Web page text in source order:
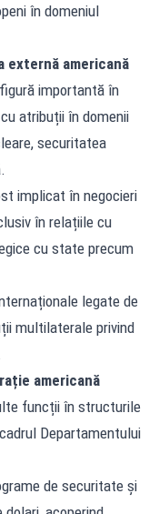
în domeniul
americană
importantă în
atribuții în domenii
securitatea
implicat în negocieri
în relațiile cu
cu state precum
legate de
multilaterale privind
americană
funcții în structurile
Departamentului
de securitate și